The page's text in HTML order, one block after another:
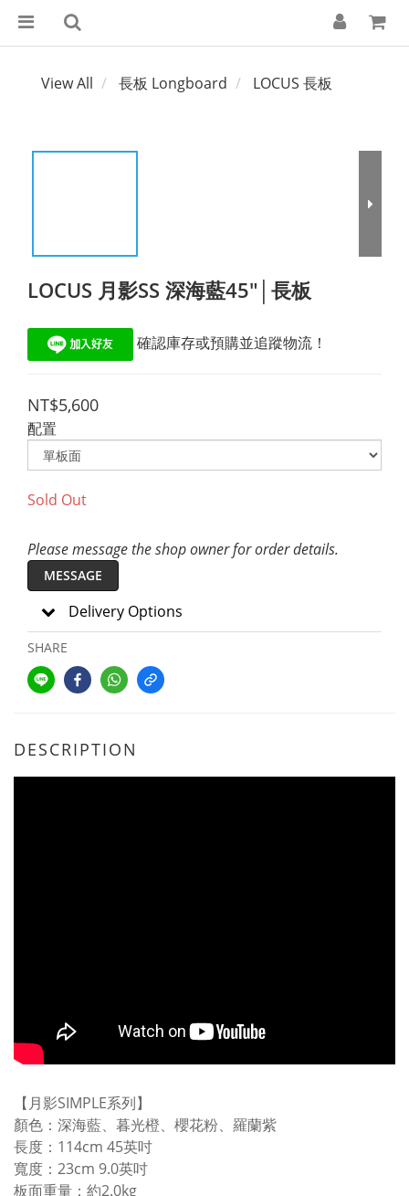
View All 長板 Longboard LOCUS 長板
LOCUS 月影SS 深海藍45"│長板
確認庫存或預購並追蹤物流！
NT$5,600
配置
Sold Out
Please message the shop owner for order details.
MESSAGE
Delivery Options
SHARE
DESCRIPTION
【月影SIMPLE系列】
顏色：深海藍、暮光橙、櫻花粉、羅蘭紫
長度：114cm 45英吋
寬度：23cm 9.0英吋
板面重量：約2.0kg